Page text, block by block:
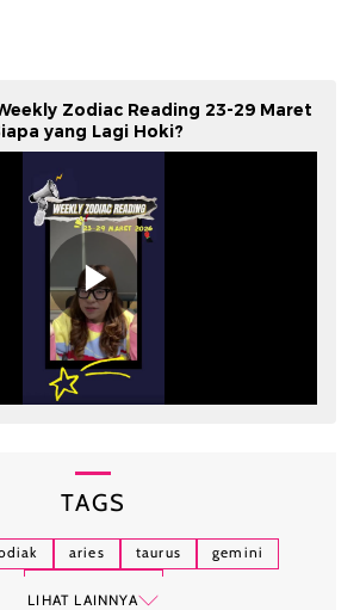
Zodiac Reading 23-29 Maret
yang Lagi Hoki?
TAGS
aries taurus
gemini
LIHAT LAINNYA